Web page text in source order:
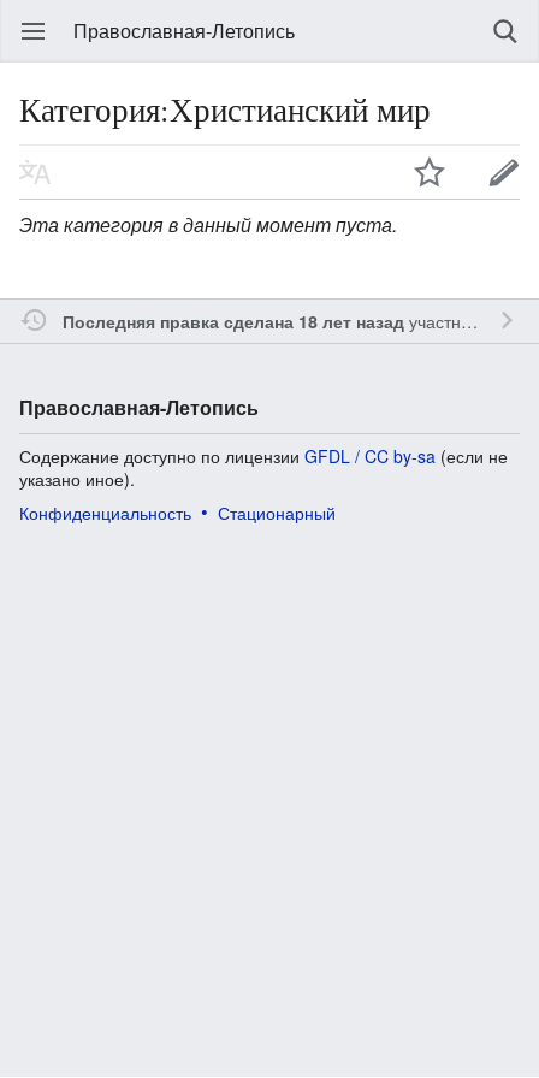
Православная-Летопись
Категория:Христианский мир
Эта категория в данный момент пуста.
Последняя правка сделана 18 лет назадучастником Gleb
Православная-Летопись
Содержание доступно по лицензии GFDL / CC by-sa (если не
указано иное).
Конфиденциальность
Стационарный